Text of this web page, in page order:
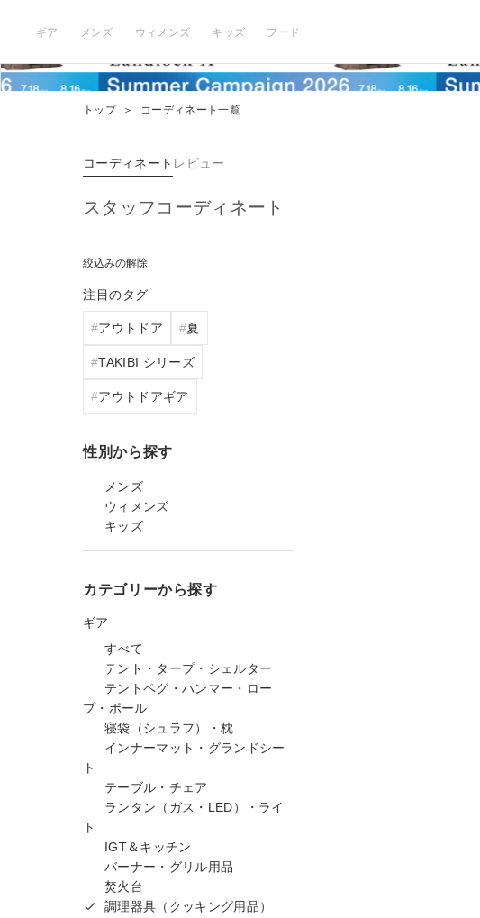
ギア メンズ ウィメンズ キッズ フード
トップ ＞ コーディネート一覧
コーディネート レビュー
スタッフコーディネート
絞込みの解除
注目のタグ
アウトドア 夏
TAKIBI シリーズ
アウトドアギア
性別から探す
メンズ
ウィメンズ
キッズ
カテゴリーから探す
ギア
すべて
テント・タープ・シェルター
テントペグ・ハンマー・ロー
プ・ポール
寝袋（シュラフ）・枕
インナーマット・グランドシー
ト
テーブル・チェア
ランタン（ガス・LED）・ライ
ト
IGT＆キッチン
バーナー・グリル用品
焚火台
調理器具（クッキング用品）